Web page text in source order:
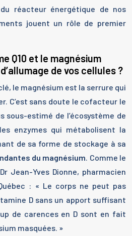
réacteur énergétique de nos
jouent un rôle de premier
Q10 et le magnésium
de vos cellules ?
le magnésium est la serrure qui
C’est sans doute le cofacteur le
estimé de l’écosystème de
enzymes qui métabolisent la
de sa forme de stockage à sa
du magnésium. Comme le
Jean-Yves Dionne, pharmacien
: « Le corps ne peut pas
D sans un apport suffisant
de carences en D sont en fait
masquées. »